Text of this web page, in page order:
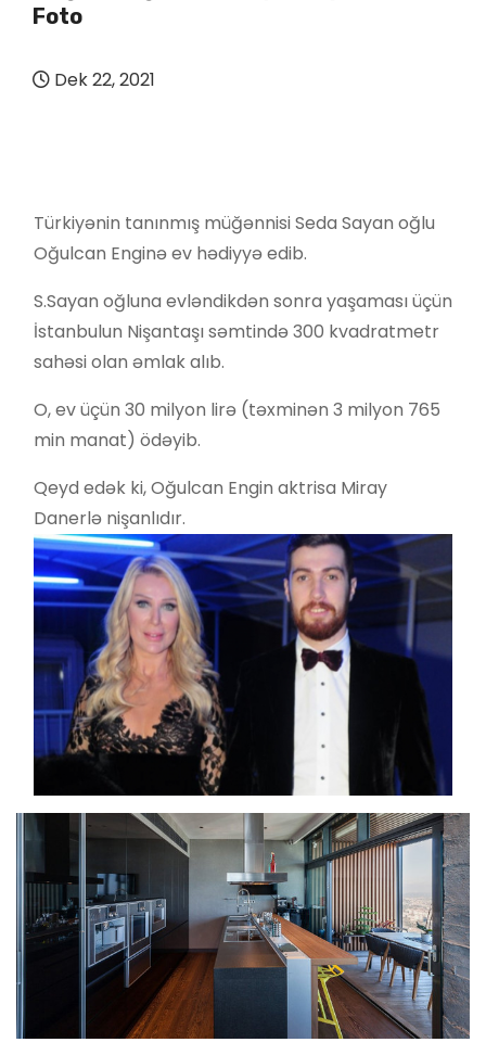
Foto
Dek 22, 2021
Türkiyənin tanınmış müğənnisi Seda Sayan oğlu
Oğulcan Enginə ev hədiyyə edib.
S.Sayan oğluna evləndikdən sonra yaşaması üçün
İstanbulun Nişantaşı səmtində 300 kvadratmetr
sahəsi olan əmlak alıb.
O, ev üçün 30 milyon lirə (təxminən 3 milyon 765
min manat) ödəyib.
Qeyd edək ki, Oğulcan Engin aktrisa Miray
Danerlə nişanlıdır.